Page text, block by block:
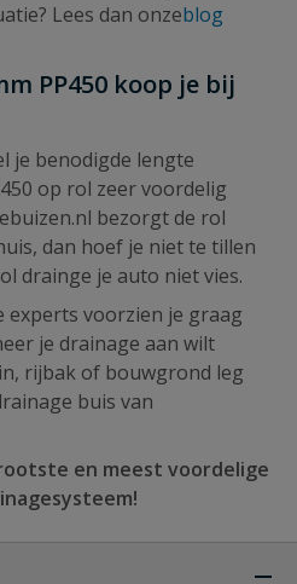
Lees dan onzeblog
PP450 koop je bij
je benodigde lengte
op rol zeer voordelig
bezorgt de rol
dan hoef je niet te tillen
drainge je auto niet vies.
experts voorzien je graag
je drainage aan wilt
rijbak of bouwgrond leg
buis van
en meest voordelige